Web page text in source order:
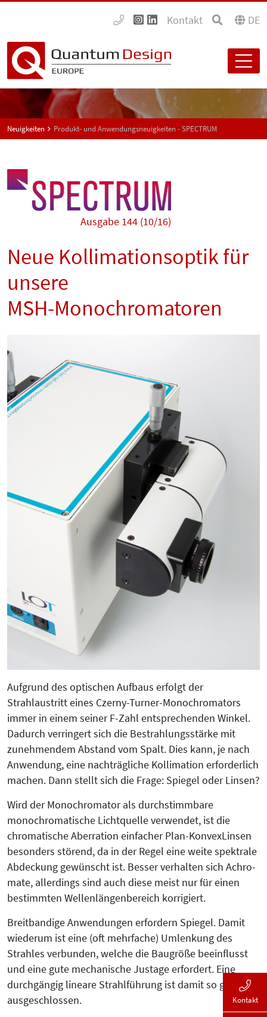
Kontakt DE
Neuigkeiten Produkt- und Anwendungsneuigkeiten - SPECTRUM
Ausgabe 144 (10/16)
Neue Kollimationsoptik für
unsere
MSH-Monochromatoren
Aufgrund des optischen Aufbaus erfolgt der
Strahlaustritt eines Czerny-Turner-Monochromators
immer in einem seiner F-Zahl entsprechenden Winkel.
Dadurch verringert sich die Bestrah­lungs­stärke mit
zunehmendem Ab­stand vom Spalt. Dies kann, je nach
Anwendung, eine nachträgliche Kollimation erforderlich
machen. Dann stellt sich die Fra­ge: Spiegel oder Linsen?
Wird der Monochromator als durchstimmbare
monochromatische Licht­quel­le verwendet, ist die
chromatische Aberration einfacher Plan-Konvex­Lin­sen
besonders störend, da in der Re­gel eine weite spektrale
Abdeckung gewünscht ist. Besser verhalten sich Achro­
mate, allerdings sind auch diese meist nur für einen
bestimm­ten Wellenlängenbereich korrigiert.
Breitbandige Anwendungen erfordern Spiegel. Damit
wiederum ist eine (oft mehrfache) Umlenkung des
Strahles verbunden, welche die Baugröße beeinflusst
und eine gute mechanische Justage erfordert. Eine
durchgängig lineare Strahlführung ist damit so gut wie
ausgeschlossen.
Kontakt